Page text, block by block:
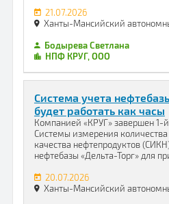
21.07.2026
Ханты-Мансийский
Бодырева Светлана
НПФ КРУГ, ООО
Система учета
будет работать как часы
Компанией «КРУГ» завершен 1-
Системы измерения количества
качества нефтепродуктов
нефтебазы «Дельта-Торг» для
20.07.2026
Ханты-Мансийский